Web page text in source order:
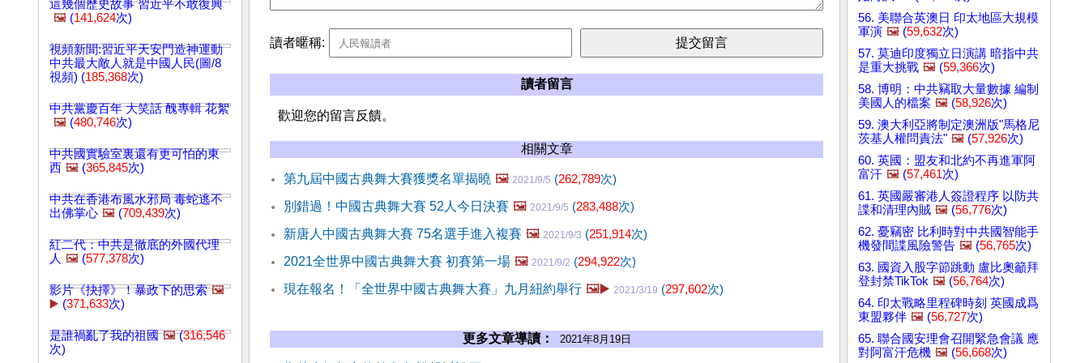
這幾個歷史故事 習近平不敢復興
🖼️ (141,624次)
視頻新聞:習近平天安門造神運動
中共最大敵人就是中國人民(圖/8
視頻) (185,368次)
中共黨慶百年 大笑話 醜專輯 花絮
🖼️ (480,746次)
中共國實驗室裏還有更可怕的東
西 🖼️ (365,845次)
中共在香港布風水邪局 毒蛇逃不
出佛掌心 🖼️ (709,439次)
紅二代：中共是徹底的外國代理
人 🖼️ (577,378次)
影片《抉擇》！暴政下的思索 🖼️
▶️ (371,633次)
是誰禍亂了我的祖國 🖼️(316,546
次)
讀者暱稱:
讀者留言
歡迎您的留言反饋。
相關文章
第九屆中國古典舞大賽獲獎名單揭曉 🖼️ 2021/9/5 (262,789次)
別錯過！中國古典舞大賽 52人今日決賽 🖼️ 2021/9/5 (283,488次)
新唐人中國古典舞大賽 75名選手進入複賽 🖼️ 2021/9/3 (251,914次)
2021全世界中國古典舞大賽 初賽第一場 🖼️ 2021/9/2 (294,922次)
現在報名！「全世界中國古典舞大賽」九月紐約舉行 🖼️▶️ 2021/3/19 (297,602次)
更多文章導讀： 2021年8月19日
56. 美聯合英澳日 印太地區大規模
軍演 🖼️ (59,632次)
57. 莫迪印度獨立日演講 暗指中共
是重大挑戰 🖼️ (59,366次)
58. 博明：中共竊取大量數據 編制
美國人的檔案 🖼️ (58,926次)
59. 澳大利亞將制定澳洲版"馬格尼
茨基人權問責法" 🖼️ (57,926次)
60. 英國：盟友和北約不再進軍阿
富汗 🖼️ (57,461次)
61. 英國嚴審港人簽證程序 以防共
諜和清理內賊 🖼️ (56,776次)
62. 憂竊密 比利時對中共國智能手
機發間諜風險警告 🖼️ (56,765次)
63. 國資入股字節跳動 盧比奧籲拜
登封禁TikTok 🖼️ (56,764次)
64. 印太戰略里程碑時刻 英國成爲
東盟夥伴 🖼️ (56,727次)
65. 聯合國安理會召開緊急會議 應
對阿富汗危機 🖼️ (56,668次)